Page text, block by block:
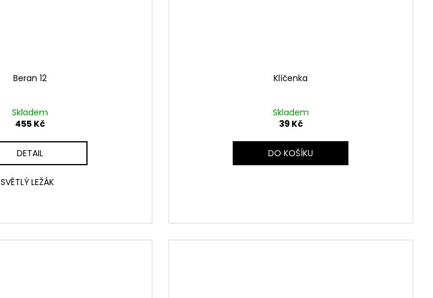
Beran 12
Skladem
455 Kč
DETAIL
SVĚTLÝ LEŽÁK
Klíčenka
Skladem
39 Kč
DO KOŠÍKU